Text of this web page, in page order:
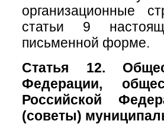
организационные
статьи 9
письменной форме.
Статья 12.
Федерации,
Российской
(советы)